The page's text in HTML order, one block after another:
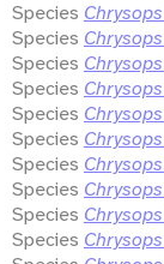
Species
Species
Species
Species
Species
Species
Species
Species
Species
Species